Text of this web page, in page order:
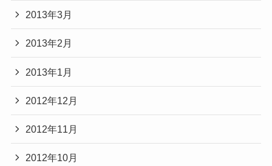
2013年3月
2013年2月
2013年1月
2012年12月
2012年11月
2012年10月